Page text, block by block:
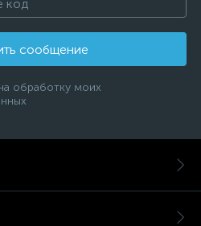
сообщение
обработку моих